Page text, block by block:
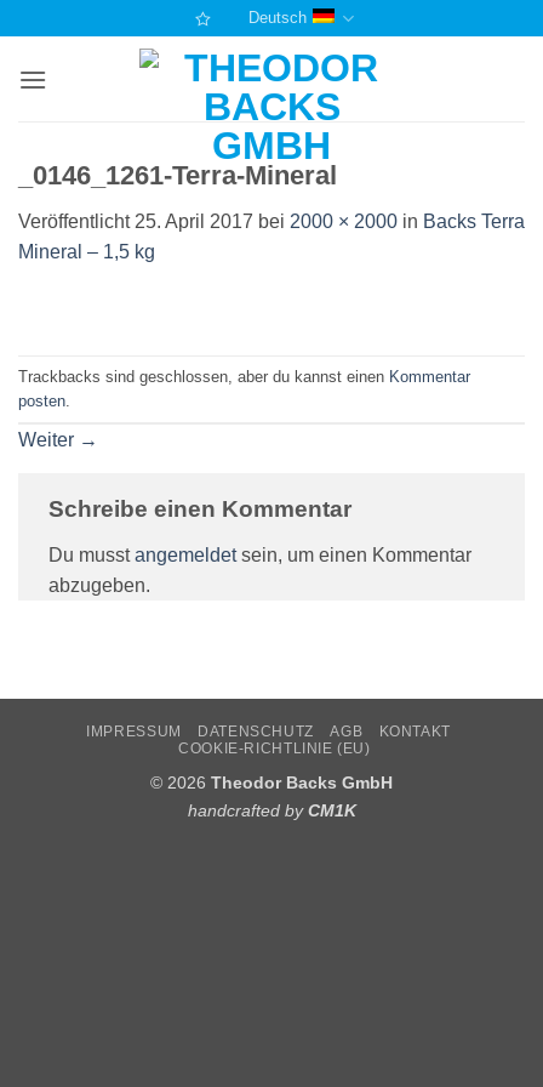
springen
Deutsch
_0146_1261-Terra-Mineral
Veröffentlicht 25. April 2017 bei 2000 × 2000 in Backs Terra
Mineral – 1,5 kg
Trackbacks sind geschlossen, aber du kannst einen Kommentar
posten
Weiter →
Schreibe einen Kommentar
Du musstangemeldetsein, um einen Kommentar
abzugeben.
IMPRESSUM DATENSCHUTZ AGB
KONTAKT
COOKIE-RICHTLINIE (EU)
© 2026 Theodor Backs GmbH
handcrafted byCM1K